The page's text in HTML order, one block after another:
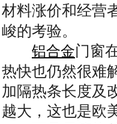
材料涨价和经营
峻的考验。
铝合金门窗
热快也仍然很难
加隔热条长度及
越大，这也是欧